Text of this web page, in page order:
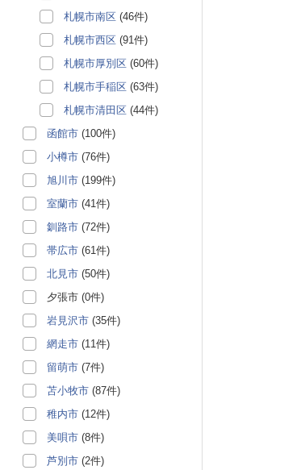
札幌市南区 (46件)
札幌市西区 (91件)
札幌市厚別区 (60件)
札幌市手稲区 (63件)
札幌市清田区 (44件)
函館市 (100件)
小樽市 (76件)
旭川市 (199件)
室蘭市 (41件)
釧路市 (72件)
帯広市 (61件)
北見市 (50件)
夕張市 (0件)
岩見沢市 (35件)
網走市 (11件)
留萌市 (7件)
苫小牧市 (87件)
稚内市 (12件)
美唄市 (8件)
芦別市 (2件)